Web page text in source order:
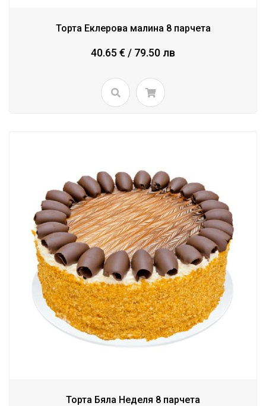
Торта Еклерова малина 8 парчета
40.65 € / 79.50 лв
Торта Бяла Неделя 8 парчета